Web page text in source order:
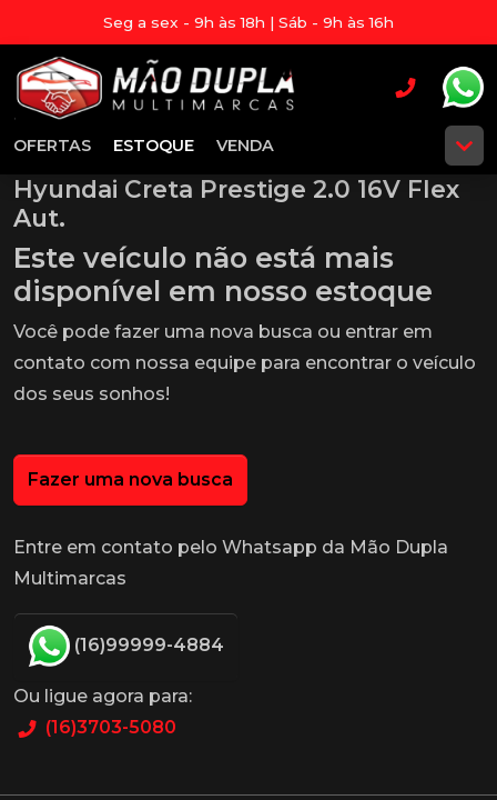
Seg a sex - 9h às 18h | Sáb - 9h às 16h
OFERTAS ESTOQUE VENDA
Hyundai Creta Prestige 2.0 16V Flex
Aut.
Este veículo não está mais
disponível em nosso estoque
Você pode fazer uma nova busca ou entrar em
contato com nossa equipe para encontrar o veículo
dos seus sonhos!
Fazer uma nova busca
Entre em contato pelo Whatsapp da Mão Dupla
Multimarcas
(16)99999-4884
Ou ligue agora para:
(16)3703-5080